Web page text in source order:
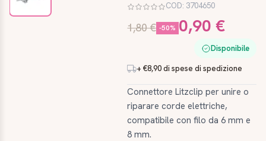
COD: 3704650
1,80 € -50% 0,90 €
Disponibile
+ €8,90 di spese di spedizione
Connettore Litzclip per unire o
riparare corde elettriche,
compatibile con filo da 6 mm e
8 mm.